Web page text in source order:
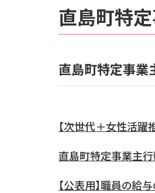
直島町特
直島町特定事業
【次世代＋女性活躍
直島町特定事業主
【公表用】職員の給